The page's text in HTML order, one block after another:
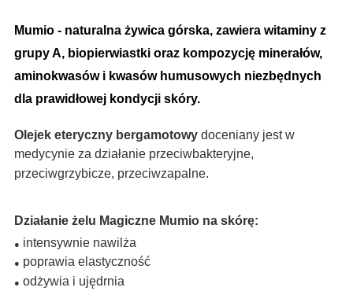
Mumio - naturalna żywica górska, zawiera witaminy z
grupy A, biopierwiastki oraz kompozycję minerałów,
aminokwasów i kwasów humusowych niezbędnych
dla prawidłowej kondycji skóry.
Olejek eteryczny bergamotowy doceniany jest w
medycynie za działanie przeciwbakteryjne,
przeciwgrzybicze, przeciwzapalne.
Działanie żelu Magiczne Mumio na skórę:
● intensywnie nawilża
● poprawia elastyczność
● odżywia i ujędrnia